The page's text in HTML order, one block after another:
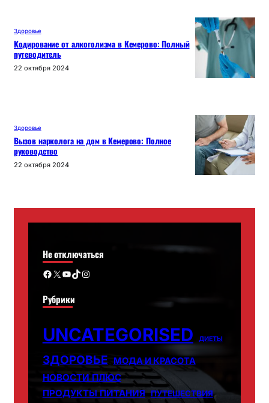
Здоровье
Кодирование от алкоголизма в Кемерово: Полный
путеводитель
22 октября 2024
Здоровье
Вызов нарколога на дом в Кемерово: Полное
руководство
22 октября 2024
Не отключаться
Facebook X YouTube TikTok Instagram
Рубрики
UNCATEGORISED ДИЕТЫ
ЗДОРОВЬЕ МОДА И КРАСОТА
НОВОСТИ ПЛЮС
ПРОДУКТЫ ПИТАНИЯ ПУТЕШЕСТВИЯ